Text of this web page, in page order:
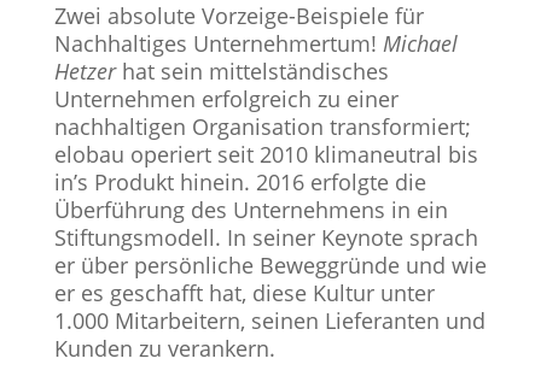
Zwei absolute Vorzeige-Beispiele für
Nachhaltiges Unternehmertum! Michael
Hetzerhat sein mittelständisches
Unternehmen erfolgreich zu einer
nachhaltigen Organisation transformiert;
elobau operiert seit 2010 klimaneutral bis
in’s Produkt hinein. 2016 erfolgte die
Überführung des Unternehmens in ein
Stiftungsmodell. In seiner Keynote sprach
er über persönliche Beweggründe und wie
er es geschafft hat, diese Kultur unter
1.000 Mitarbeitern, seinen Lieferanten und
Kunden zu verankern.